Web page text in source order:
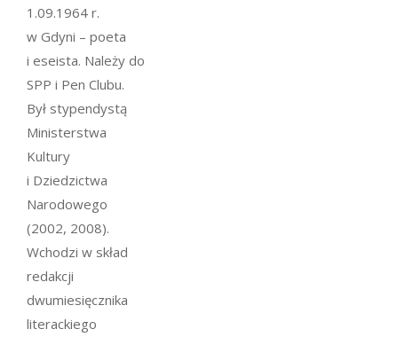
1.09.1964 r.
w Gdyni – poeta
i eseista. Należy do
SPP i Pen Clubu.
Był stypendystą
Ministerstwa
Kultury
i Dziedzictwa
Narodowego
(2002, 2008).
Wchodzi w skład
redakcji
dwumiesięcznika
literackiego